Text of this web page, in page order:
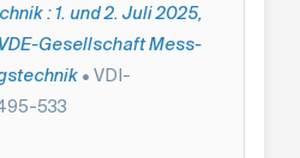
: 1. und 2. Juli 2025,
Gesellschaft Mess-
• VDI-
533